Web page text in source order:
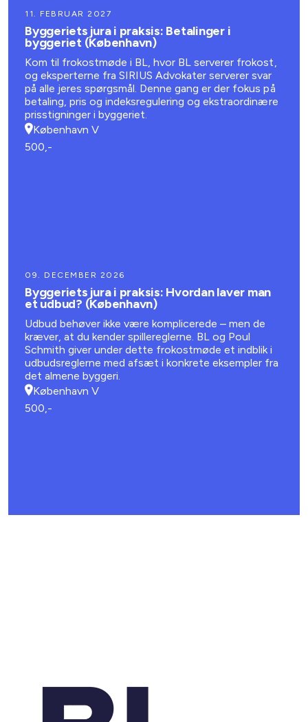
11. FEBRUAR 2027
Byggeriets jura i praksis: Betalinger i
byggeriet (København)
Kom til frokostmøde i BL, hvor BL serverer frokost,
og eksperterne fra SIRIUS Advokater serverer svar
på alle jeres spørgsmål. Denne gang er der fokus på
betaling, pris og indeksregulering og ekstraordinære
prisstigninger i byggeriet.
København V
500,-
09. DECEMBER 2026
Byggeriets jura i praksis: Hvordan laver man
et udbud? (København)
Udbud behøver ikke være komplicerede – men de
kræver, at du kender spillereglerne. BL og Poul
Schmith giver under dette frokostmøde et indblik i
udbudsreglerne med afsæt i konkrete eksempler fra
det almene byggeri.
København V
500,-